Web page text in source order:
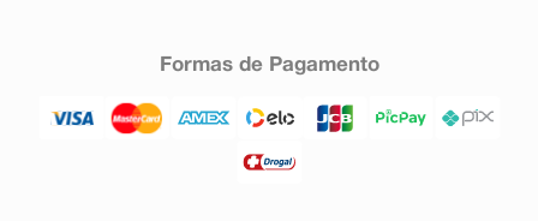
Formas de Pagamento